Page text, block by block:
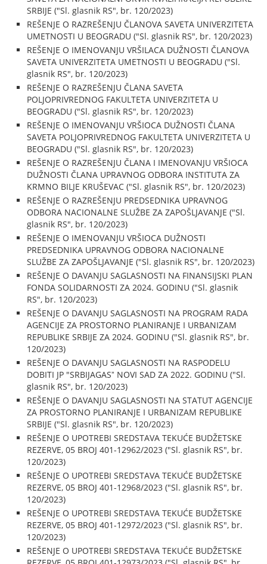
SRBIJE ("Sl. glasnik RS", br. 120/2023)
REŠENJE O RAZREŠENJU ČLANOVA SAVETA UNIVERZITETA
UMETNOSTI U BEOGRADU ("Sl. glasnik RS", br. 120/2023)
REŠENJE O IMENOVANJU VRŠILACA DUŽNOSTI ČLANOVA
SAVETA UNIVERZITETA UMETNOSTI U BEOGRADU ("Sl.
glasnik RS", br. 120/2023)
REŠENJE O RAZREŠENJU ČLANA SAVETA
POLJOPRIVREDNOG FAKULTETA UNIVERZITETA U
BEOGRADU ("Sl. glasnik RS", br. 120/2023)
REŠENJE O IMENOVANJU VRŠIOCA DUŽNOSTI ČLANA
SAVETA POLJOPRIVREDNOG FAKULTETA UNIVERZITETA U
BEOGRADU ("Sl. glasnik RS", br. 120/2023)
REŠENJE O RAZREŠENJU ČLANA I IMENOVANJU VRŠIOCA
DUŽNOSTI ČLANA UPRAVNOG ODBORA INSTITUTA ZA
KRMNO BILJE KRUŠEVAC ("Sl. glasnik RS", br. 120/2023)
REŠENJE O RAZREŠENJU PREDSEDNIKA UPRAVNOG
ODBORA NACIONALNE SLUŽBE ZA ZAPOŠLJAVANJE ("Sl.
glasnik RS", br. 120/2023)
REŠENJE O IMENOVANJU VRŠIOCA DUŽNOSTI
PREDSEDNIKA UPRAVNOG ODBORA NACIONALNE
SLUŽBE ZA ZAPOŠLJAVANJE ("Sl. glasnik RS", br. 120/2023)
REŠENJE O DAVANJU SAGLASNOSTI NA FINANSIJSKI PLAN
FONDA SOLIDARNOSTI ZA 2024. GODINU ("Sl. glasnik
RS", br. 120/2023)
REŠENJE O DAVANJU SAGLASNOSTI NA PROGRAM RADA
AGENCIJE ZA PROSTORNO PLANIRANJE I URBANIZAM
REPUBLIKE SRBIJE ZA 2024. GODINU ("Sl. glasnik RS", br.
120/2023)
REŠENJE O DAVANJU SAGLASNOSTI NA RASPODELU
DOBITI JP "SRBIJAGASˮ NOVI SAD ZA 2022. GODINU ("Sl.
glasnik RS", br. 120/2023)
REŠENJE O DAVANJU SAGLASNOSTI NA STATUT AGENCIJE
ZA PROSTORNO PLANIRANJE I URBANIZAM REPUBLIKE
SRBIJE ("Sl. glasnik RS", br. 120/2023)
REŠENJE O UPOTREBI SREDSTAVA TEKUĆE BUDŽETSKE
REZERVE, 05 BROJ 401-12962/2023 ("Sl. glasnik RS", br.
120/2023)
REŠENJE O UPOTREBI SREDSTAVA TEKUĆE BUDŽETSKE
REZERVE, 05 BROJ 401-12968/2023 ("Sl. glasnik RS", br.
120/2023)
REŠENJE O UPOTREBI SREDSTAVA TEKUĆE BUDŽETSKE
REZERVE, 05 BROJ 401-12972/2023 ("Sl. glasnik RS", br.
120/2023)
REŠENJE O UPOTREBI SREDSTAVA TEKUĆE BUDŽETSKE